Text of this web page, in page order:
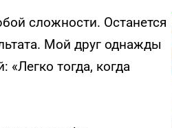
сложности. Останется
Мой друг однажды
«Легко тогда, когда